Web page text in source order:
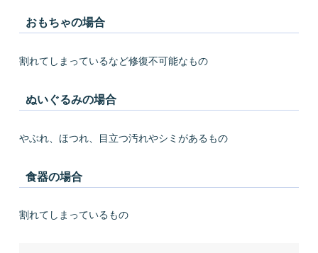
おもちゃの場合
割れてしまっているなど修復不可能なもの
ぬいぐるみの場合
やぶれ、ほつれ、目立つ汚れやシミがあるもの
食器の場合
割れてしまっているもの